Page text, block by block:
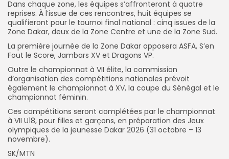
Dans chaque zone, les équipes s’affronteront à quatre
reprises. À l’issue de ces rencontres, huit équipes se
qualifieront pour le tournoi final national : cinq issues de la
Zone Dakar, deux de la Zone Centre et une de la Zone Sud.
La première journée de la Zone Dakar opposera ASFA, S’en
Fout le Score, Jambars XV et Dragons VP.
Outre le championnat à VII élite, la commission
d’organisation des compétitions nationales prévoit
également le championnat à XV, la coupe du Sénégal et le
championnat féminin.
Ces compétitions seront complétées par le championnat
à VII U18, pour filles et garçons, en préparation des Jeux
olympiques de la jeunesse Dakar 2026 (31 octobre – 13
novembre).
SK/MTN